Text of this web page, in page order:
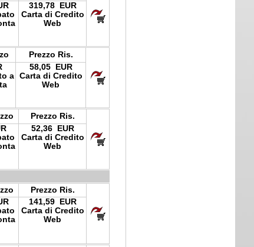
319,78 EUR
Carta di Credito
Web
Prezzo Ris.
a
58,05 EUR
Carta di Credito
Web
Prezzo Ris.
52,36 EUR
Carta di Credito
Web
Prezzo Ris.
141,59 EUR
Carta di Credito
Web